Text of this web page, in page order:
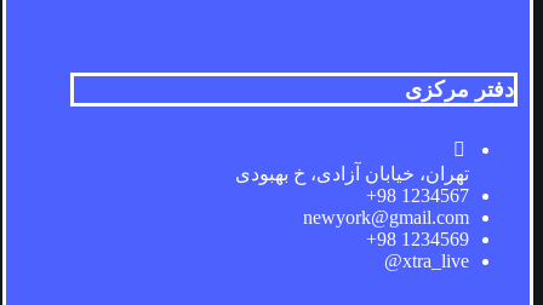
دفتر مرکزی
تهران، خیابان آزادی، خ بهبودی
1234567 98+
newyork@gmail.com
1234569 98+
xtra_live@